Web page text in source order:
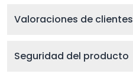
Valoraciones de clientes
Seguridad del producto